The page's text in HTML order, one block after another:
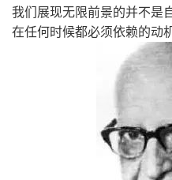
我们展现无限前景的并不是
在任何时候都必须依赖的动